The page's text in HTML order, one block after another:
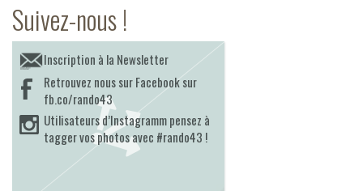
Suivez-nous !
Inscription à la Newsletter
Retrouvez nous sur Facebook sur
fb.co/rando43
Utilisateurs d’Instagramm pensez à
tagger vos photos avec #rando43 !